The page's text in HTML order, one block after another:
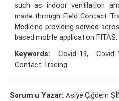
such as indoor ventilation
made through Field Contact
Medicine providing service
based mobile application FITAS.
Keywords: Covid-19,
Contact Tracing
Sorumlu Yazar: Asiye Çiğdem